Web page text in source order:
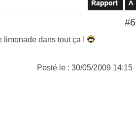
#6
limonade dans tout ça !
Posté le : 30/05/2009 14:15